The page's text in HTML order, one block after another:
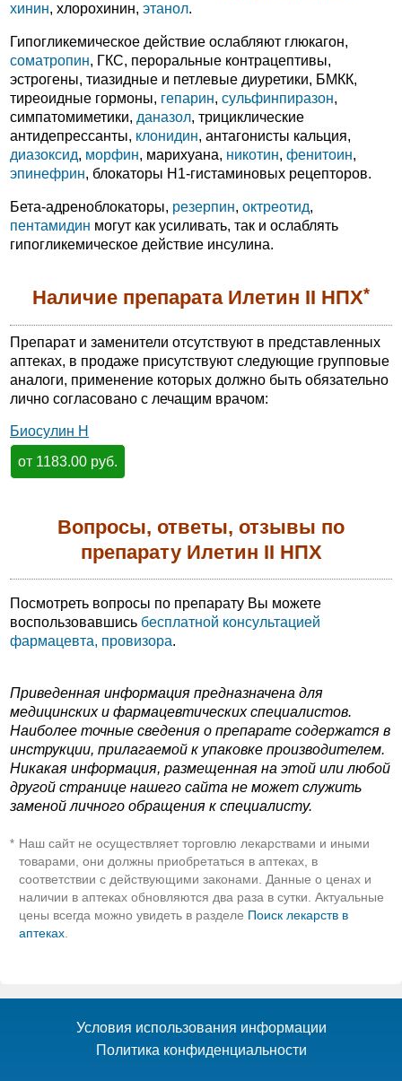
хинин, хлорохинин, этанол.
Гипогликемическое действие ослабляют глюкагон,
соматропин, ГКС, пероральные контрацептивы,
эстрогены, тиазидные и петлевые диуретики, БМКК,
тиреоидные гормоны, гепарин, сульфинпиразон,
симпатомиметики, даназол, трициклические
антидепрессанты, клонидин, антагонисты кальция,
диазоксид, морфин, марихуана, никотин, фенитоин,
эпинефрин, блокаторы H1-гистаминовых рецепторов.
Бета-адреноблокаторы, резерпин, октреотид,
пентамидин могут как усиливать, так и ослаблять
гипогликемическое действие инсулина.
Наличие препарата Илетин II НПХ*
Препарат и заменители отсутствуют в представленных
аптеках, в продаже присутствуют следующие групповые
аналоги, применение которых должно быть обязательно
лично согласовано с лечащим врачом:
Биосулин Н
от 1183.00 руб.
Вопросы, ответы, отзывы по
препарату Илетин II НПХ
Посмотреть вопросы по препарату Вы можете
воспользовавшись бесплатной консультацией
фармацевта, провизора.
Приведенная информация предназначена для
медицинских и фармацевтических специалистов.
Наиболее точные сведения о препарате содержатся в
инструкции, прилагаемой к упаковке производителем.
Никакая информация, размещенная на этой или любой
другой странице нашего сайта не может служить
заменой личного обращения к специалисту.
* Наш сайт не осуществляет торговлю лекарствами и иными
товарами, они должны приобретаться в аптеках, в
соответствии с действующими законами. Данные о ценах и
наличии в аптеках обновляются два раза в сутки. Актуальные
цены всегда можно увидеть в разделе Поиск лекарств в
аптеках
Условия использования информации
Политика конфиденциальности